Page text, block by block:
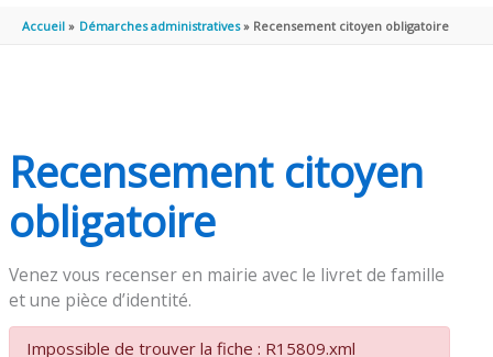
PRINCIPAL
Accueil Démarches administratives Recensement citoyen obligatoire
Recensement citoyen
obligatoire
Venez vous recenser en mairie avec le livret de famille
et une pièce d’identité.
Impossible de trouver la fiche : R15809.xml